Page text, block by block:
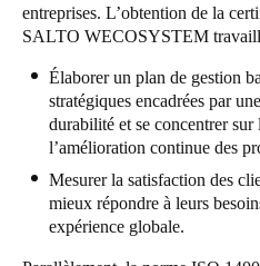
entreprises. L’obtention de la
SALTO WECOSYSTEM
Élaborer un plan de gestion
stratégiques encadrées par
durabilité et se concentrer
l’amélioration continue des
Mesurer la satisfaction des
mieux répondre à leurs
expérience globale.